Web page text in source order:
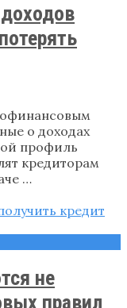
о доходах
профиль
кредиторам
…
не
правил